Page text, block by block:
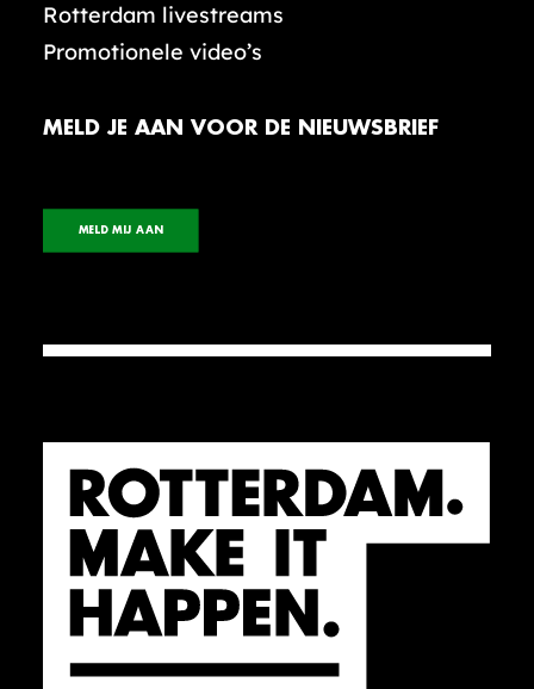
Rotterdam livestreams
Promotionele video’s
MELD JE AAN VOOR DE NIEUWSBRIEF
MELD MIJ AAN